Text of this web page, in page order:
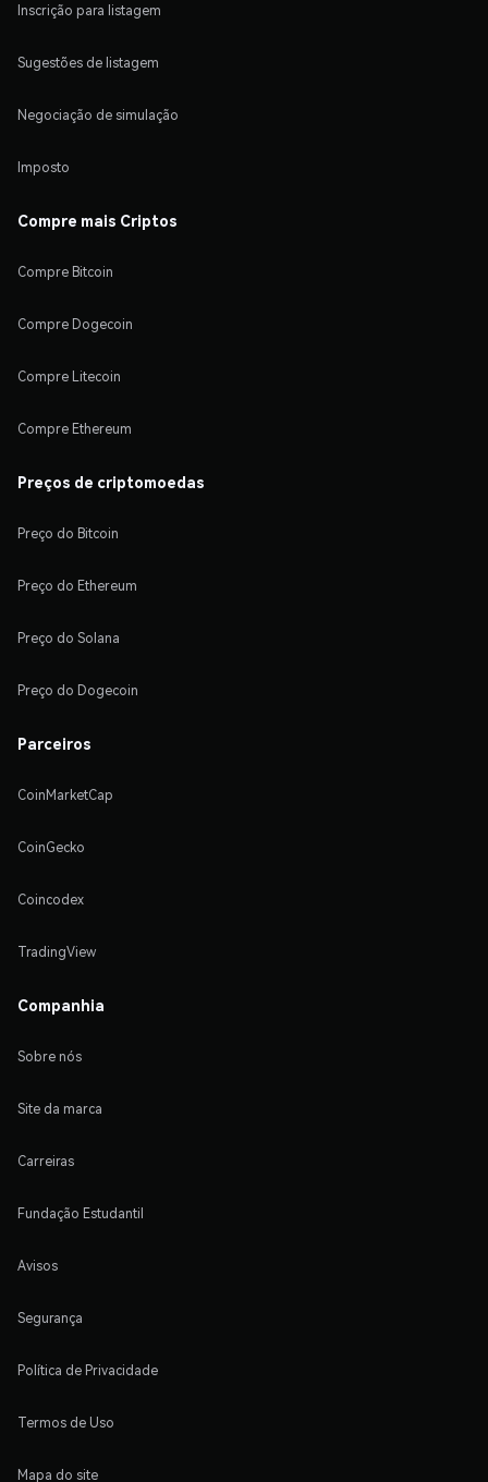
Inscrição para listagem
Sugestões de listagem
Negociação de simulação
Imposto
Compre mais Criptos
Compre Bitcoin
Compre Dogecoin
Compre Litecoin
Compre Ethereum
Preços de criptomoedas
Preço do Bitcoin
Preço do Ethereum
Preço do Solana
Preço do Dogecoin
Parceiros
CoinMarketCap
CoinGecko
Coincodex
TradingView
Companhia
Sobre nós
Site da marca
Carreiras
Fundação Estudantil
Avisos
Segurança
Política de Privacidade
Termos de Uso
Mapa do site